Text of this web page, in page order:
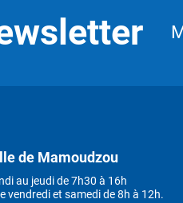
de Mamoudzou
au jeudi de 7h30 à 16h
vendredi et samedi de 8h à 12h.